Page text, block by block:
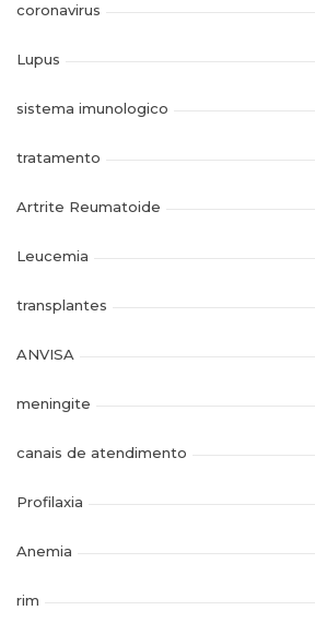
coronavirus
Lupus
sistema imunologico
tratamento
Artrite Reumatoide
Leucemia
transplantes
ANVISA
meningite
canais de atendimento
Profilaxia
Anemia
rim